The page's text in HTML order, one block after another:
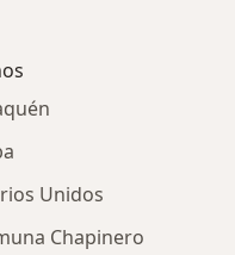
Unidos
Chapinero